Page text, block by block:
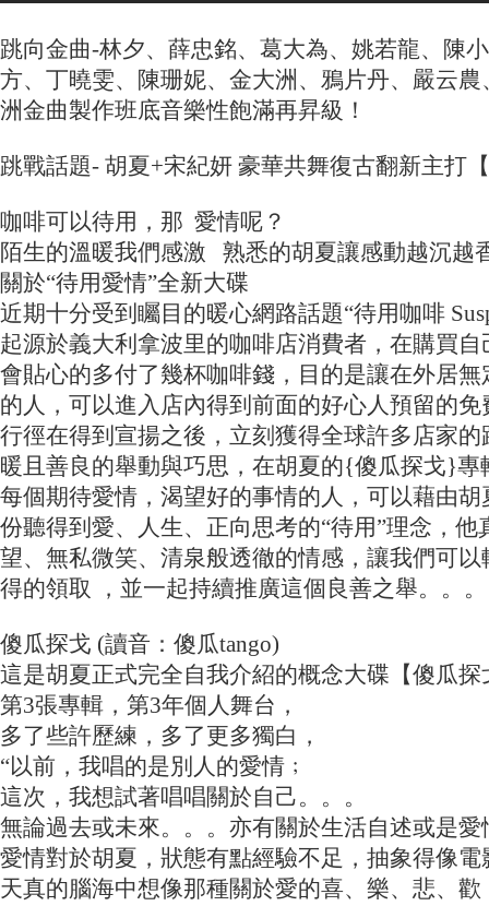
跳向金曲-林夕、薛忠銘、葛大為、姚若龍、陳
方、丁曉雯、陳珊妮、金大洲、鴉片丹、嚴云
洲金曲製作班底音樂性飽滿再昇級！
跳戰話題- 胡夏+宋紀妍 豪華共舞復古翻新主打
咖啡可以待用，那 愛情呢？
陌生的溫暖我們感激 熟悉的胡夏讓感動越沉越
關於“待用愛情”全新大碟
近期十分受到矚目的暖心網路話題“待用咖啡
起源於義大利拿波里的咖啡店消費者，在購買
會貼心的多付了幾杯咖啡錢，目的是讓在外居
的人，可以進入店內得到前面的好心人預留的
行徑在得到宣揚之後，立刻獲得全球許多店家
暖且善良的舉動與巧思，在胡夏的{傻瓜探戈}專
每個期待愛情，渴望好的事情的人，可以藉由
份聽得到愛、人生、正向思考的“待用”理念，他
望、無私微笑、清泉般透徹的情感，讓我們可
得的領取 ，並一起持續推廣這個良善之舉。。。
傻瓜探戈 (讀音：傻瓜tango)
這是胡夏正式完全自我介紹的概念大碟【傻瓜探
第3張專輯，第3年個人舞台，
多了些許歷練，多了更多獨白，
“以前，我唱的是別人的愛情﹔
這次，我想試著唱唱關於自己。。。
無論過去或未來。。。亦有關於生活自述或是愛
愛情對於胡夏，狀態有點經驗不足，抽象得像電
天真的腦海中想像那種關於愛的喜、樂、悲、歡